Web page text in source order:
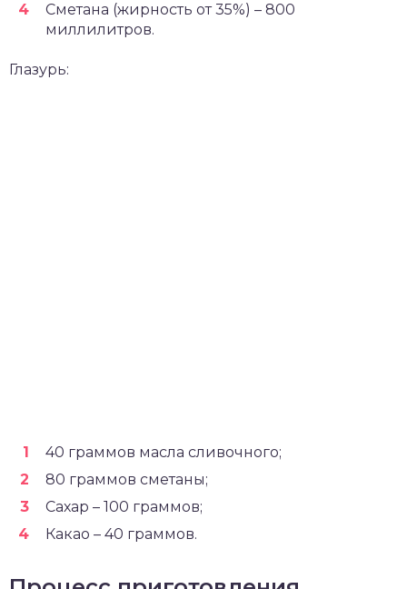
Сметана (жирность от 35%) – 800
миллилитров.
Глазурь:
40 граммов масла сливочного;
80 граммов сметаны;
Сахар – 100 граммов;
Какао – 40 граммов.